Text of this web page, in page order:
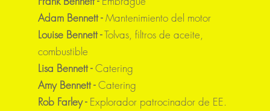
Adam Bennett -Mantenimiento del motor
Louise Bennett -Tolvas, filtros de aceite,
combustible
Lisa Bennett -Catering
Amy Bennett -Catering
Rob Farley -Explorador patrocinador de EE.